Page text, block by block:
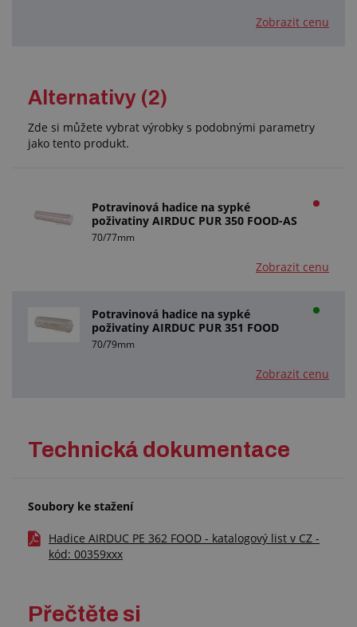
Zobrazit cenu
Alternativy (2)
Zde si můžete vybrat výrobky s podobnými parametry
jako tento produkt.
Potravinová hadice na sypké
poživatiny AIRDUC PUR 350 FOOD-AS
70/77mm
Zobrazit cenu
Potravinová hadice na sypké
poživatiny AIRDUC PUR 351 FOOD
70/79mm
Zobrazit cenu
Technická dokumentace
Soubory ke stažení
Hadice AIRDUC PE 362 FOOD - katalogový list v CZ -
kód: 00359xxx
Přečtěte si